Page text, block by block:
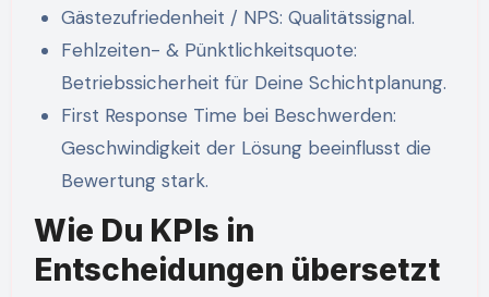
Gästezufriedenheit / NPS: Qualitätssignal.
Fehlzeiten- & Pünktlichkeitsquote:
Betriebssicherheit für Deine Schichtplanung.
First Response Time bei Beschwerden:
Geschwindigkeit der Lösung beeinflusst die
Bewertung stark.
Wie Du KPIs in
Entscheidungen übersetzt